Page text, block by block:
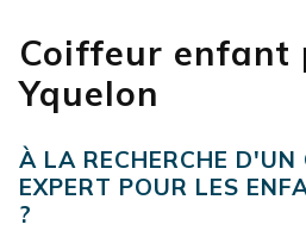
Coiffeur enfant
Yquelon
À LA RECHERCHE D'UN
EXPERT POUR LES
?